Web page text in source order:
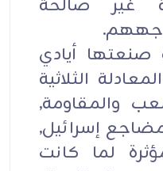
غير صالحة
صنعتها أيادي
الثلاثية
والمقاومة,
إسرائيل,
لما كانت